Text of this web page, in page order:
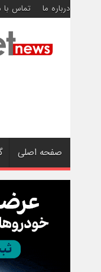
درباره ما تماس با
صفحه اصلی